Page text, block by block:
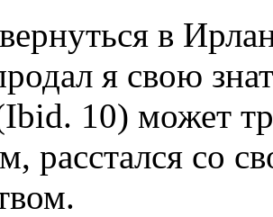
в
я свою
10) может
расстался со